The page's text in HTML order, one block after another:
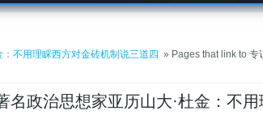
不用理睬西方对金砖机制说三道四
» Pages that link to 专
名政治思想家亚历山大·杜金：不